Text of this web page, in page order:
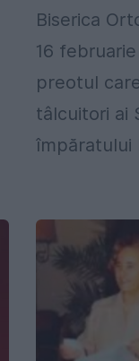
Biserica
16
preotul
tâlcuitori ai
împăratului